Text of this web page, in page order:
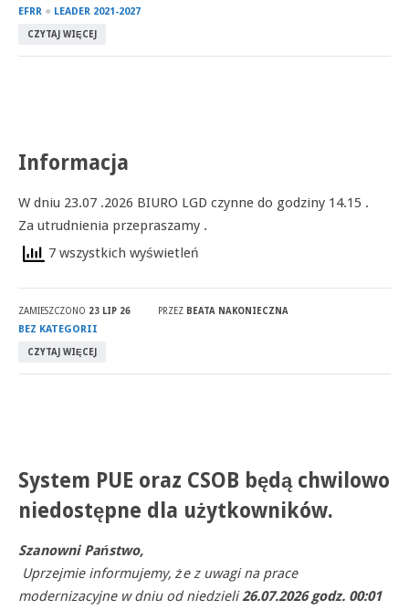
EFRR ● LEADER 2021-2027
CZYTAJ WIĘCEJ
Informacja
W dniu 23.07 .2026 BIURO LGD czynne do godziny 14.15 .
Za utrudnienia przepraszamy .
7 wszystkich wyświetleń
ZAMIESZCZONO 23 LIP 26 PRZEZ BEATA NAKONIECZNA
BEZ KATEGORII
CZYTAJ WIĘCEJ
System PUE oraz CSOB będą chwilowo
niedostępne dla użytkowników.
Szanowni Państwo,
Uprzejmie informujemy, że z uwagi na prace
modernizacyjne w dniu od niedzieli26.07.2026 godz. 00:01